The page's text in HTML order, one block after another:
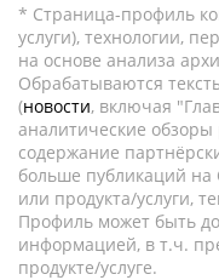
* Страница-профиль
услуги), технологии,
на основе анализа
Обрабатываются
(новости, включая
аналитические
содержание
больше публикаций
или продукта/услуги,
Профиль может быть
информацией, в т.ч.
продукте/услуге.